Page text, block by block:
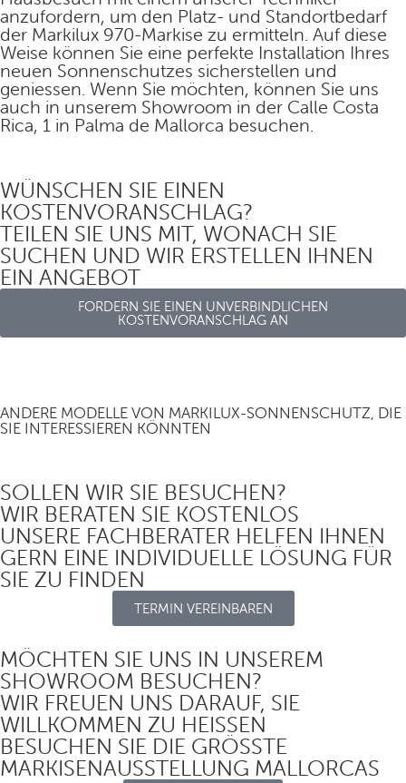
anzufordern, um den Platz- und Standortbedarf
der Markilux 970-Markise zu ermitteln. Auf diese
Weise können Sie eine perfekte Installation Ihres
neuen Sonnenschutzes sicherstellen und
geniessen. Wenn Sie möchten, können Sie uns
auch in unserem Showroom in der Calle Costa
Rica, 1 in Palma de Mallorca besuchen.
WÜNSCHEN SIE EINEN
KOSTENVORANSCHLAG?
TEILEN SIE UNS MIT, WONACH SIE
SUCHEN UND WIR ERSTELLEN IHNEN
EIN ANGEBOT
FORDERN SIE EINEN UNVERBINDLICHEN
KOSTENVORANSCHLAG AN
ANDERE MODELLE VON MARKILUX-SONNENSCHUTZ, DIE
SIE INTERESSIEREN KÖNNTEN
SOLLEN WIR SIE BESUCHEN?
WIR BERATEN SIE KOSTENLOS
UNSERE FACHBERATER HELFEN IHNEN
GERN EINE INDIVIDUELLE LÖSUNG FÜR
SIE ZU FINDEN
TERMIN VEREINBAREN
MÖCHTEN SIE UNS IN UNSEREM
SHOWROOM BESUCHEN?
WIR FREUEN UNS DARAUF, SIE
WILLKOMMEN ZU HEISSEN
BESUCHEN SIE DIE GRÖSSTE
MARKISENAUSSTELLUNG MALLORCAS